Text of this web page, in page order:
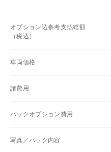
オプション込参考支払総額
（税込）
車両価格
諸費用
パックオプション費用
写真／パック内容